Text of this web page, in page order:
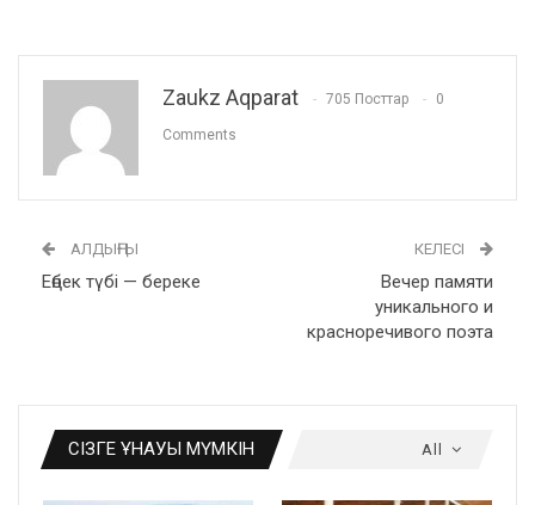
Zaukz Aqparat 705 Посттар 0
Comments
АЛДЫҢҒЫ
Еңбек түбі — береке
КЕЛЕСІ
Вечер памяти
уникального и
красноречивого поэта
All
СІЗГЕ ҰНАУЫ МҮМКІН